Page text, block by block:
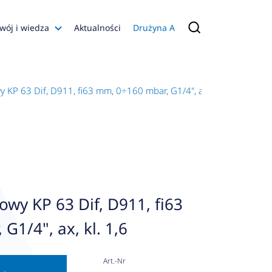
i wiedza
Konfiguratory
Aktualności Drużyna A
KP 63 Dif, D911, fi63 mm, 0÷160 mbar, G1/4", ax, kl. 1,6
KP 63 Dif, D911, fi63
G1/4", ax, kl. 1,6
Art.-Nr